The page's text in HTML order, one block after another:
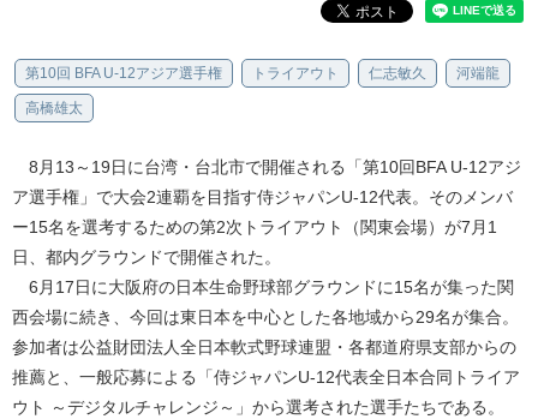
第10回 BFA U-12アジア選手権 トライアウト 仁志敏久 河端龍
高橋雄太
8月13～19日に台湾・台北市で開催される「第10回BFA U-12アジ
ア選手権」で大会2連覇を目指す侍ジャパンU-12代表。そのメンバ
ー15名を選考するための第2次トライアウト（関東会場）が7月1
日、都内グラウンドで開催された。
6月17日に大阪府の日本生命野球部グラウンドに15名が集った関
西会場に続き、今回は東日本を中心とした各地域から29名が集合。
参加者は公益財団法人全日本軟式野球連盟・各都道府県支部からの
推薦と、一般応募による「侍ジャパンU-12代表全日本合同トライア
ウト ～デジタルチャレンジ～」から選考された選手たちである。